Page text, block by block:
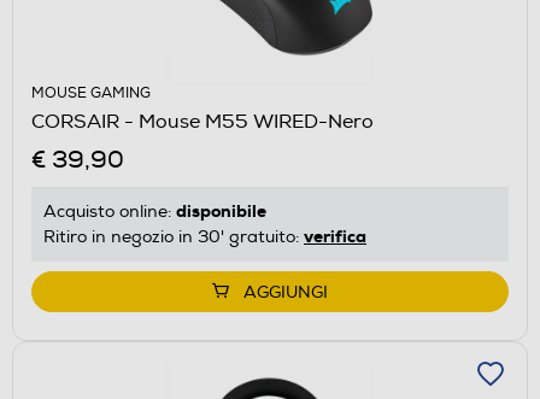
MOUSE GAMING
CORSAIR - Mouse M55 WIRED-Nero
€ 39,90
Acquisto online: disponibile
Ritiro in negozio in 30' gratuito: verifica
AGGIUNGI